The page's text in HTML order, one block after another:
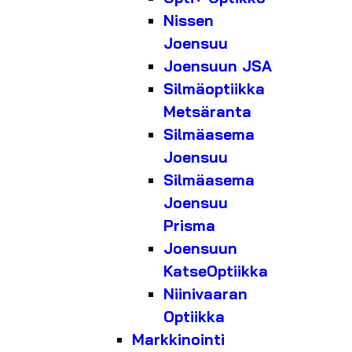
Nissen
Joensuu
Joensuun JSA
Silmäoptiikka
Metsäranta
Silmäasema
Joensuu
Silmäasema
Joensuu
Prisma
Joensuun
KatseOptiikka
Niinivaaran
Optiikka
Markkinointi